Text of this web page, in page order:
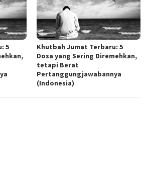
5
Khutbah Jumat Terbaru: 5
Dosa yang Sering Diremehkan,
tetapi Berat
Pertanggungjawabannya
(Indonesia)